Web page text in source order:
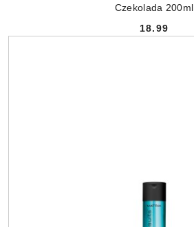
Czekolada 200ml
Cena:
18.99